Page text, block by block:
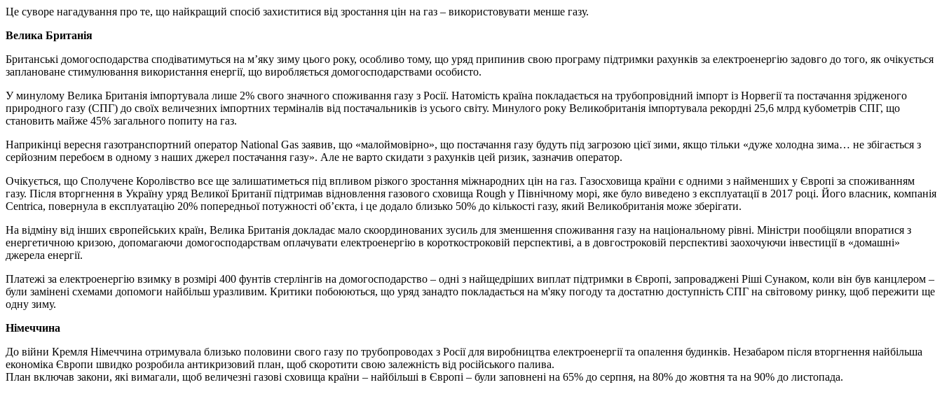
Це суворе нагадування про те, що найкращий спосіб захиститися від зростання цін на газ – використовувати менше газу.
Велика Британія
Британські домогосподарства сподіватимуться на м’яку зиму цього року, особливо тому, що уряд припинив свою програму підтримки рахунків за електроенергію задовго до того, як очікується
заплановане стимулювання використання енергії, що виробляється домогосподарствами особисто.
У минулому Велика Британія імпортувала лише 2% свого значного споживання газу з Росії. Натомість країна покладається на трубопровідний імпорт із Норвегії та постачання зрідженого
природного газу (СПГ) до своїх величезних імпортних терміналів від постачальників із усього світу. Минулого року Великобританія імпортувала рекордні 25,6 млрд кубометрів СПГ, що
становить майже 45% загального попиту на газ.
Наприкінці вересня газотранспортний оператор National Gas заявив, що «малоймовірно», що постачання газу будуть під загрозою цієї зими, якщо тільки «дуже холодна зима… не збігається з
серйозним перебоєм в одному з наших джерел постачання газу». Але не варто скидати з рахунків цей ризик, зазначив оператор.
Очікується, що Сполучене Королівство все ще залишатиметься під впливом різкого зростання міжнародних цін на газ. Газосховища країни є одними з найменших у Європі за споживанням
газу. Після вторгнення в Україну уряд Великої Британії підтримав відновлення газового сховища Rough у Північному морі, яке було виведено з експлуатації в 2017 році. Його власник, компанія
Centrica, повернула в експлуатацію 20% попередньої потужності об’єкта, і це додало близько 50% до кількості газу, який Великобританія може зберігати.
На відміну від інших європейських країн, Велика Британія докладає мало скоординованих зусиль для зменшення споживання газу на національному рівні. Міністри пообіцяли впоратися з
енергетичною кризою, допомагаючи домогосподарствам оплачувати електроенергію в короткостроковій перспективі, а в довгостроковій перспективі заохочуючи інвестиції в «домашні»
джерела енергії.
Платежі за електроенергію взимку в розмірі 400 фунтів стерлінгів на домогосподарство – одні з найщедріших виплат підтримки в Європі, запроваджені Ріші Сунаком, коли він був канцлером –
були замінені схемами допомоги найбільш уразливим. Критики побоюються, що уряд занадто покладається на м'яку погоду та достатню доступність СПГ на світовому ринку, щоб пережити ще
одну зиму.
Німеччина
До війни Кремля Німеччина отримувала близько половини свого газу по трубопроводах з Росії для виробництва електроенергії та опалення будинків. Незабаром після вторгнення найбільша
економіка Європи швидко розробила антикризовий план, щоб скоротити свою залежність від російського палива.
План включав закони, які вимагали, щоб величезні газові сховища країни – найбільші в Європі – були заповнені на 65% до серпня, на 80% до жовтня та на 90% до листопада.